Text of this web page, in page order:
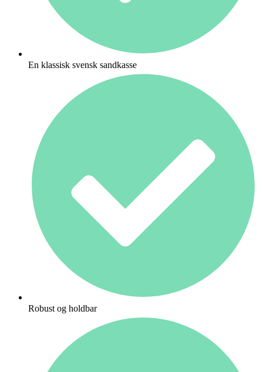
En klassisk svensk sandkasse
Robust og holdbar